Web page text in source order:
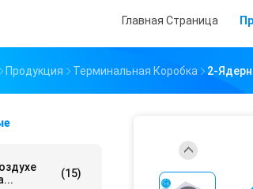
Главная Страница
Продукция Терминальная Коробка 2-
(15)